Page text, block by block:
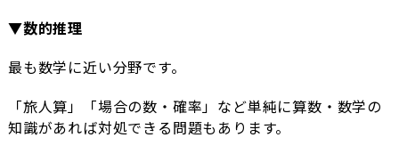
▼数的推理
最も数学に近い分野です。
「旅人算」「場合の数・確率」など単純に算数・数学の
知識があれば対処できる問題もあります。